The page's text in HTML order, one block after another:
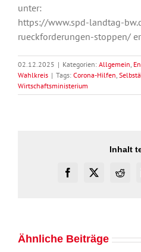
unter:
https://www.spd-landtag-
rueckforderungen-stoppen/
02.12.2025 | Kategorien: Allgemein
Wahlkreis | Tags: Corona-Hilfen
Wirtschaftsministerium
Inhalt
Facebook
X
Ähnliche Beiträge